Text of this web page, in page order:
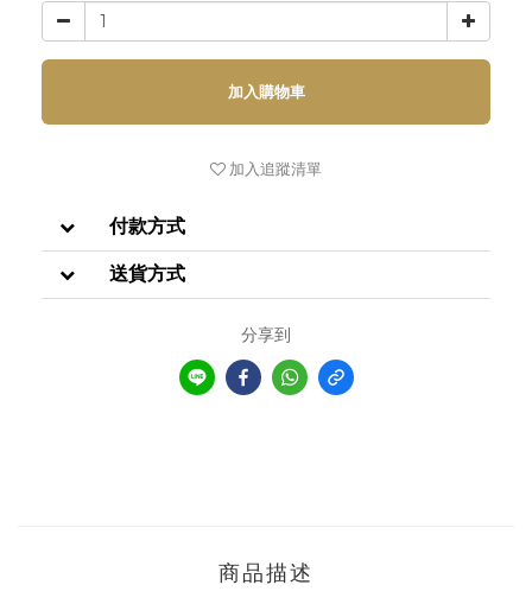
加入購物車
加入追蹤清單
付款方式
送貨方式
分享到
商品描述